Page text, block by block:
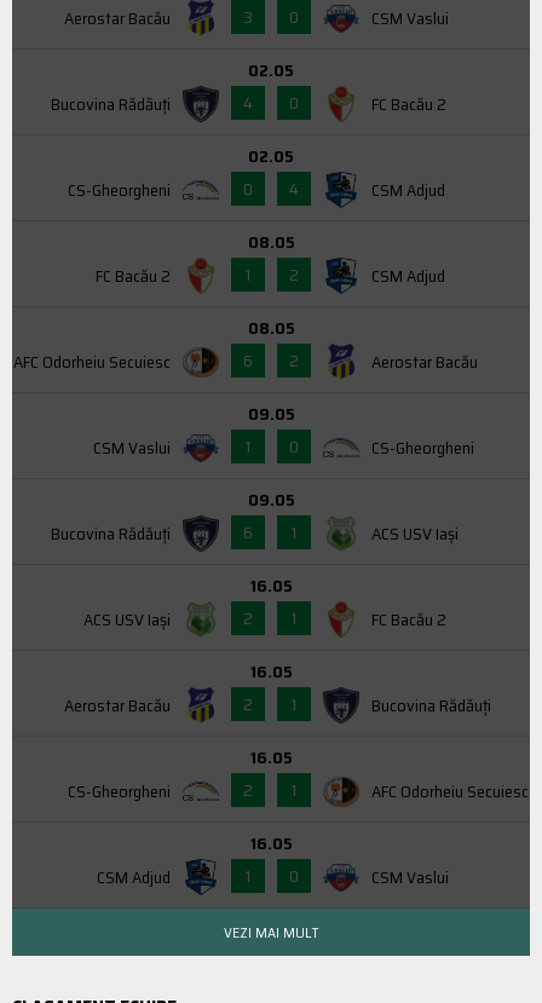
Aerostar Bacău
3
0 CSM Vaslui
Bucovina Rădăuți
02.05
4
0 FC Bacău 2
CS-Gheorgheni
02.05
0
4 CSM Adjud
FC Bacău 2
08.05
1
2 CSM Adjud
AFC Odorheiu Secuiesc
08.05
6
2 Aerostar Bacău
CSM Vaslui
09.05
1
0 CS-Gheorgheni
Bucovina Rădăuți
09.05
6
1 ACS USV Iaşi
ACS USV Iaşi
16.05
2
1 FC Bacău 2
Aerostar Bacău
16.05
2
1 Bucovina Rădăuți
CS-Gheorgheni
16.05
2
1 AFC Odorheiu Secuiesc
CSM Adjud
16.05
1
0 CSM Vaslui
VEZI MAI MULT